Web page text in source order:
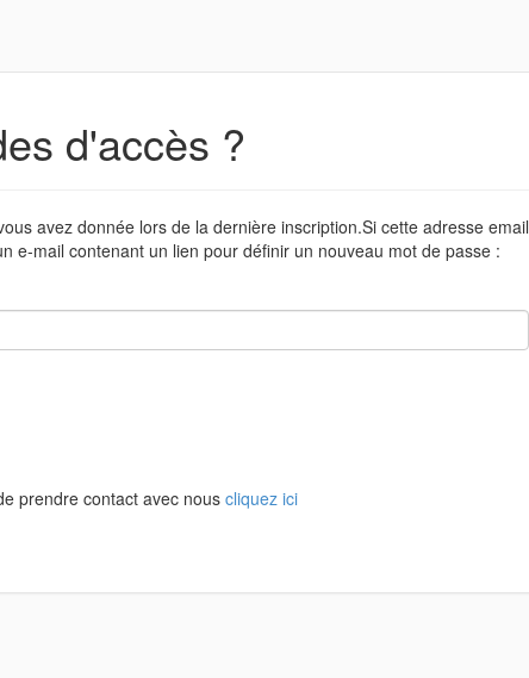
d'accès ?
avez donnée lors de la dernière inscription.Si cette adresse email
e-mail contenant un lien pour définir un nouveau mot de passe :
prendre contact avec nous cliquez ici